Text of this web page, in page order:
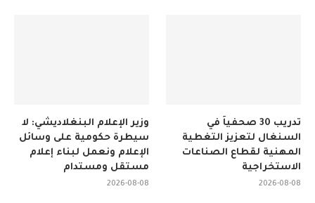
وزير الإعلام البنغلاديشي: لا
سيطرة حكومية على وسائل
الإعلام ونعمل لبناء إعلام
مستقل ومستدام
2026-08-08
تدريب 30 صحفياً في
السنغال لتعزيز التغطية
المهنية لقطاع الصناعات
الاستخراجية
2026-08-08